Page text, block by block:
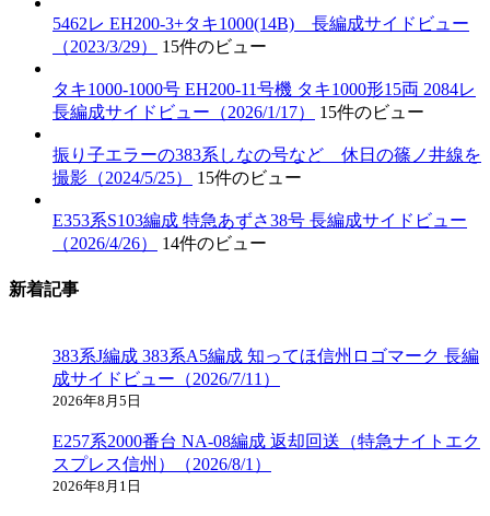
5462レ EH200-3+タキ1000(14B) 長編成サイドビュー
（2023/3/29）
15件のビュー
タキ1000-1000号 EH200-11号機 タキ1000形15両 2084レ
長編成サイドビュー（2026/1/17）
15件のビュー
振り子エラーの383系しなの号など 休日の篠ノ井線を
撮影（2024/5/25）
15件のビュー
E353系S103編成 特急あずさ38号 長編成サイドビュー
（2026/4/26）
14件のビュー
新着記事
383系J編成 383系A5編成 知ってほ信州ロゴマーク 長編
成サイドビュー（2026/7/11）
2026年8月5日
E257系2000番台 NA-08編成 返却回送（特急ナイトエク
スプレス信州）（2026/8/1）
2026年8月1日